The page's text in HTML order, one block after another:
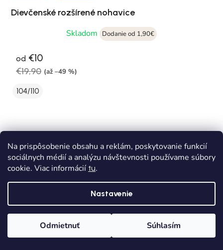
Na prispôsobenie obsahu a reklám, poskytovanie funkcií
sociálnych médií a analýzu návštevnosti používame súbory
cookie. Viac informácií tu.
Nastavenie
Odmietnuť Súhlasím
Dievčenské rozšírené nohavice
Skladom
Dodanie od 1,90€
od €10
€19,90 (až –49 %)
104/110